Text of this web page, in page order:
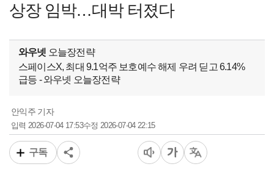
상장 임박…대박 터졌다
와우넷 오늘장전략
스페이스X, 최대 9.1억주 보호예수 해제 우려 딛고 6.14%
급등 - 와우넷 오늘장전략
안익주 기자
입력2026-07-04 17:53수정 2026-07-04 22:15
구독